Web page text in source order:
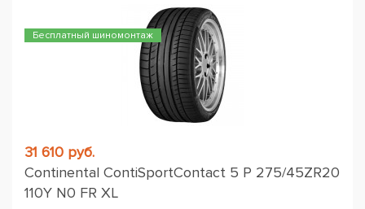
Бесплатный шиномонтаж
31 610 руб.
Continental ContiSportContact 5 P 275/45ZR20
110Y N0 FR XL